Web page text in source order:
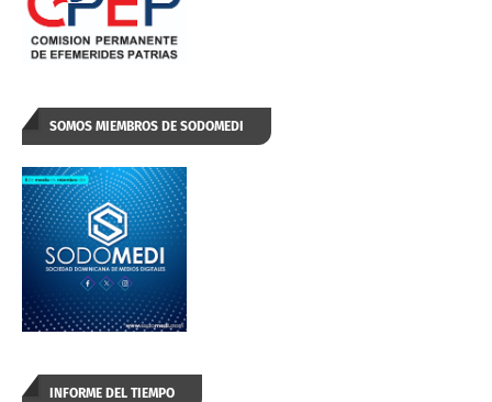
SOMOS MIEMBROS DE SODOMEDI
INFORME DEL TIEMPO